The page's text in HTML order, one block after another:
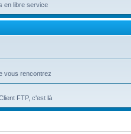
en libre service
vous rencontrez
FTP, c'est là